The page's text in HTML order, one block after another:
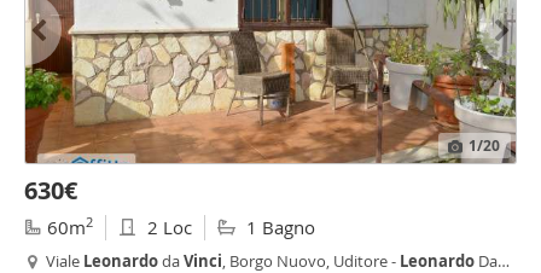
1/20
630€
60m2 2 Loc 1 Bagno
Viale LeonardodaVinci, Borgo Nuovo, Uditore - Leonardo Da